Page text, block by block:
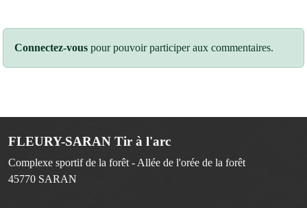
Connectez-vous pour pouvoir participer aux commentaires.
FLEURY-SARAN Tir à l'arc
Complexe sportif de la forêt - Allée de l'orée de la forêt
45770 SARAN